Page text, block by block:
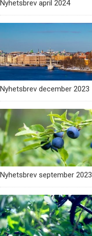
Nyhetsbrev april 2024
Nyhetsbrev december 2023
Nyhetsbrev september 2023